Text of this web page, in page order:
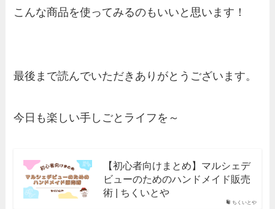
こんな商品を使ってみるのもいいと思います！
最後まで読んでいただきありがとうございます。
今日も楽しい手しごとライフを～
ちくいとや
【初心者向けまとめ】マルシェデ
ビューのためのハンドメイド販売
術 | ちくいとや